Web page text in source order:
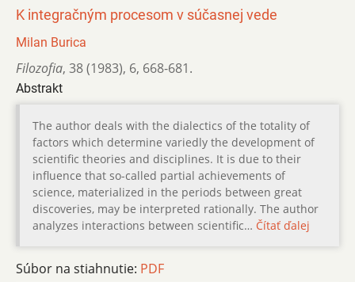
K integračným procesom v súčasnej vede
Milan Burica
Filozofia, 38 (1983), 6, 668-681.
Abstrakt
The author deals with the dialectics of the totality of
factors which determine variedly the development of
scientific theories and disciplines. It is due to their
influence that so-called partial achievements of
science, materialized in the periods between great
discoveries, may be interpreted rationally. The author
analyzes interactions between scientific… Čítať ďalej
Súbor na stiahnutie: PDF